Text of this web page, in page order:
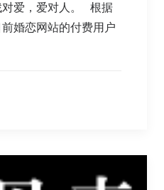
对爱，爱对人。 根据
婚恋网站的付费用户